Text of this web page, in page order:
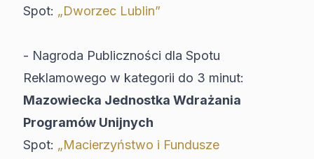
Spot: „Dworzec Lublin”
- Nagroda Publiczności dla Spotu
Reklamowego w kategorii do 3 minut:
Mazowiecka Jednostka Wdrażania
Programów Unijnych
Spot: „Macierzyństwo i Fundusze